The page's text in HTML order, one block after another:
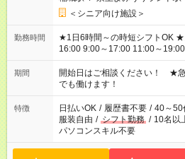
＜シニア向け施設＞
勤務時間
★1日6時間～の時短シフトOK ★スタート時間選べます！ 7:00～
16:00 9:00～17:00 11:00～19:00 など 残
場合、他のお仕事と合わせ週40
ん ※法令に基づき、週20時間以
となります ※労働者派遣法（日
短時間・短期間の就業はご案内
期間
開始日はご相談ください！ ★
でも働けます！
特徴 日払いOK / 履歴書不要 / 40～50
服装自由 / シフト勤務 / 10名以
パソコンスキル不要